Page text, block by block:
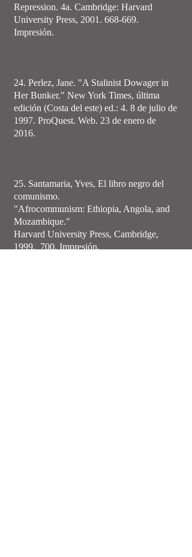
Repression. 4a. Cambridge: Harvard
University Press, 2001. 668-669.
Impresión.
24. Perlez, Jane. "A Stalinist Dowager in
Her Bunker." New York Times, última
edición (Costa del este) ed.: 4. 8 de julio de
1997. ProQuest. Web. 23 de enero de
2016.
25. Santamaria, Yves, El libro negro del
comunismo.
"Afrocommunism: Ethiopia, Angola, and
Mozambique."
Harvard University Press, Cambridge,
1999. 700. Impresión.